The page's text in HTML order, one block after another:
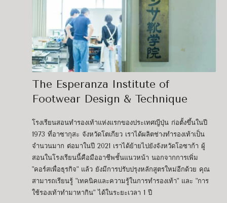
The Esperanza Institute of
Footwear Design & Technique
โรงเรียนสอนทำรองเท้าแห่งแรกของประเทศญีปุ่น ก่อตั้งขึ้นในปี
1973 ที่อาซากุสะ จังหวัดโตเกียว เราได้ผลิตช่างทำรองเท้าเป็น
จำนวนมาก ต่อมาในปี 2021 เราได้ย้ายไปยังจังหวัดโอซาก้า ผู้
สอนในโรงเรียนนี้คือมืออาชีพชั้นแนวหน้า นอกจากการเพิ่ม
"คอร์สเพื่อธุรกิจ" แล้ว ยังมีการปรับปรุงหลักสูตรใหม่อีกด้วย คุณ
สามารถเรียนรู้ "เทคนิคและความรู้ในการทำรองเท้า" และ "การ
ใช้รองเท้าทำมาหากิน" ได้ในระยะเวลา 1 ปี